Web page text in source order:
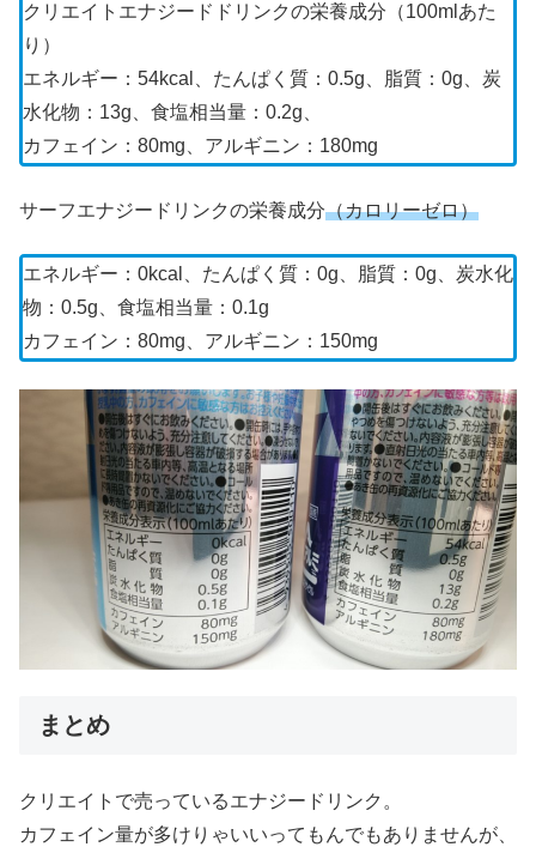
クリエイトエナジードドリンクの栄養成分（100mlあた
り）
エネルギー：54kcal、たんぱく質：0.5g、脂質：0g、炭
水化物：13g、食塩相当量：0.2g、
カフェイン：80mg、アルギニン：180mg
サーフエナジードリンクの栄養成分（カロリーゼロ）
エネルギー：0kcal、たんぱく質：0g、脂質：0g、炭水化
物：0.5g、食塩相当量：0.1g
カフェイン：80mg、アルギニン：150mg
まとめ
クリエイトで売っているエナジードリンク。
カフェイン量が多けりゃいいってもんでもありませんが、